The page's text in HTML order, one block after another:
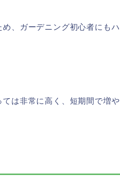
、ガーデニング初心者にもハ
は非常に高く、短期間で増や